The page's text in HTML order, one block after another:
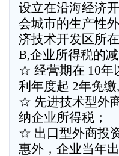
设立在沿海经济
会城市的生产性
济技术开发区所
B,企业所得税的
☆ 经营期在 10年
利年度起 2年免
☆ 先进技术型外
纳企业所得税；
☆ 出口型外商投
惠外，企业当年